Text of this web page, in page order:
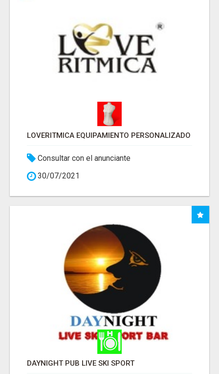
LOVERITMICA EQUIPAMIENTO PERSONALIZADO
Consultar con el anunciante
30/07/2021
DAYNIGHT PUB LIVE SKI SPORT